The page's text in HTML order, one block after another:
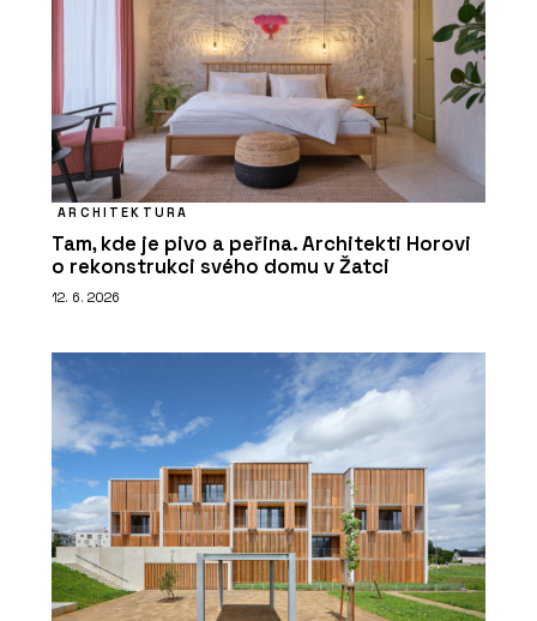
ARCHITEKTURA
Tam, kde je pivo a peřina. Architekti Horovi
o rekonstrukci svého domu v Žatci
12. 6. 2026